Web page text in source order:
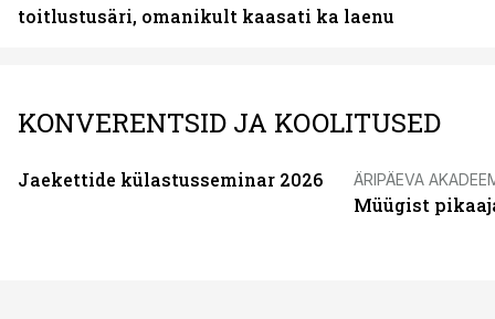
toitlustusäri, omanikult kaasati ka laenu
KONVERENTSID JA KOOLITUSED
Jaekettide külastusseminar 2026 ÄRIPÄEVA
Müügist